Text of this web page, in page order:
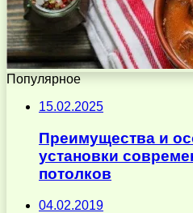
Популярное
15.02.2025
Преимущества и
установки
потолков
04.02.2019